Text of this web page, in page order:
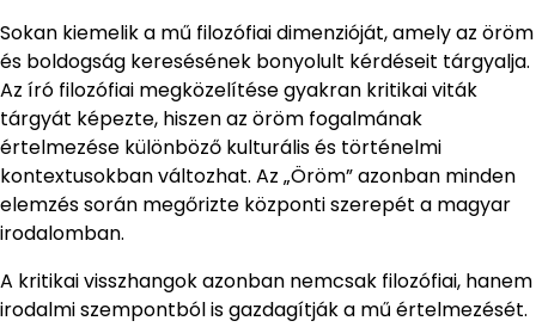
Sokan kiemelik a mű filozófiai dimenzióját, amely az öröm
és boldogság keresésének bonyolult kérdéseit tárgyalja.
Az író filozófiai megközelítése gyakran kritikai viták
tárgyát képezte, hiszen az öröm fogalmának
értelmezése különböző kulturális és történelmi
kontextusokban változhat. Az „Öröm” azonban minden
elemzés során megőrizte központi szerepét a magyar
irodalomban.
A kritikai visszhangok azonban nemcsak filozófiai, hanem
irodalmi szempontból is gazdagítják a mű értelmezését.